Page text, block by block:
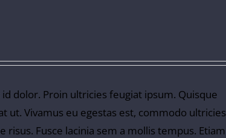
dolor. Proin ultricies feugiat ipsum. Quisque
ut. Vivamus eu egestas est, commodo ultricies
Fusce lacinia sem a mollis tempus. Etiam